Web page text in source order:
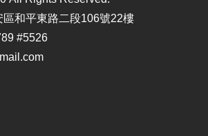
和平東路二段106號22樓
#5526